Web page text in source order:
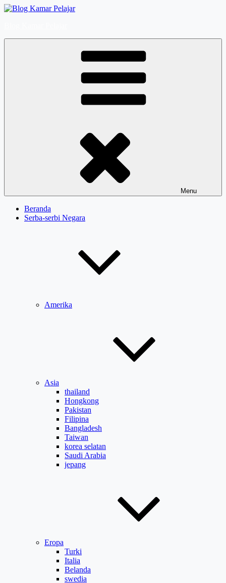
Skip
Menu
Beranda
Serba-serbi Negara
Amerika
Asia
thailand
Hongkong
Pakistan
Filipina
Bangladesh
Taiwan
korea selatan
Saudi Arabia
jepang
Eropa
Turki
Italia
Belanda
swedia